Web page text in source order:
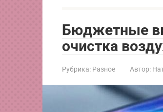
Бюджетные
очистка
Рубрика: Разное Автор: